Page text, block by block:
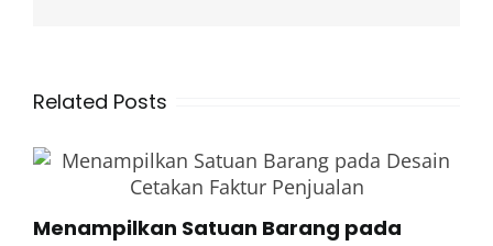
Related Posts
Menampilkan Satuan Barang pada